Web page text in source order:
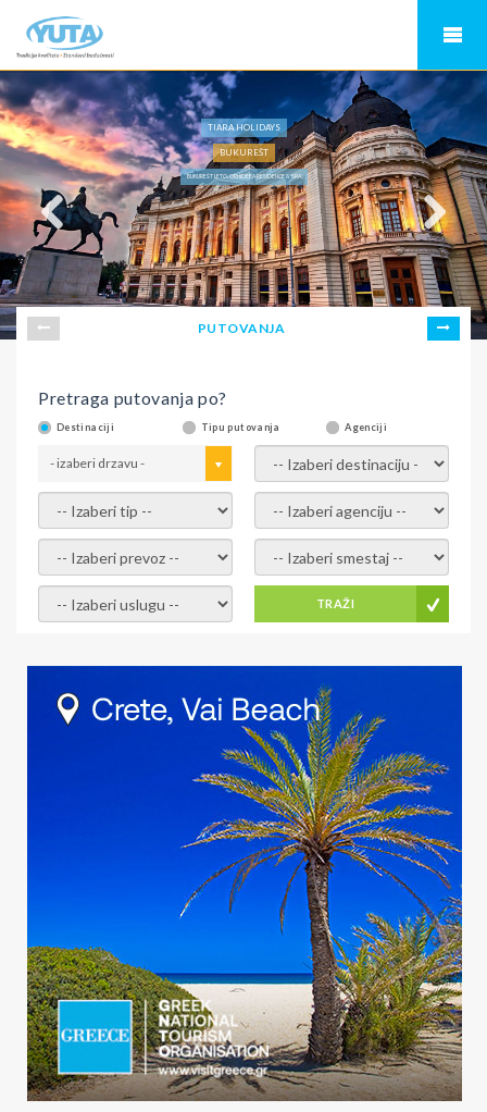
TIARA HOLIDAYS
BUKUREŠT
BUKUREŠT LETO, ORHIDEEA RESIDENCE & SPA
PUTOVANJA
Pretraga putovanja po?
Destinaciji Tipu putovanja Agenciji
- izaberi drzavu - - izaberi destinaciju -
- izaberi tip - - izaberi agenciju -
- izaberi prevoz - - Izaberite smestaj -
- Izaberite uslugu - TRAŽI